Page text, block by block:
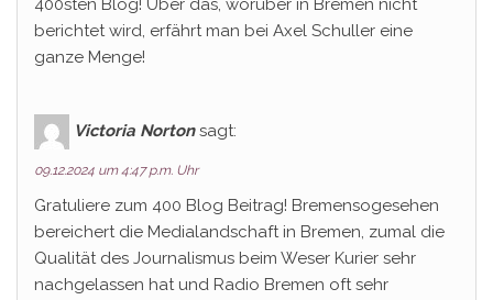
400sten Blog! Über das, worüber in Bremen nicht
berichtet wird, erfährt man bei Axel Schuller eine
ganze Menge!
Victoria Norton sagt:
09.12.2024 um 4:47 p.m. Uhr
Gratuliere zum 400 Blog Beitrag! Bremensogesehen
bereichert die Medialandschaft in Bremen, zumal die
Qualität des Journalismus beim Weser Kurier sehr
nachgelassen hat und Radio Bremen oft sehr